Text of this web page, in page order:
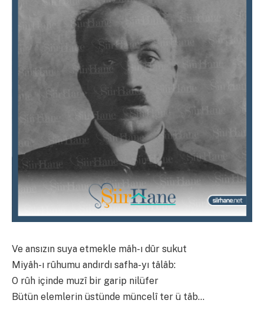
Ve ansızın suya etmekle mâh-ı dûr sukut
Miyâh-ı rûhumu andırdı safha-yı tâlâb:
O rûh içinde muzî bir garip nilüfer
Bütün elemlerin üstünde müncelî ter ü tâb…